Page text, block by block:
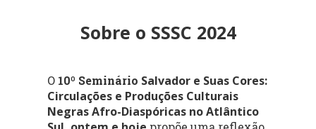
Sobre o SSSC 2024
O 10º Seminário Salvador e Suas Cores:
Circulações e Produções Culturais
Negras Afro-Diaspóricas no Atlântico